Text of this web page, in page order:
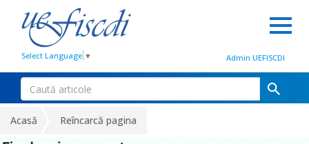
Select Language ▼ Admin UEFISCDI
Acasă Reîncarcă pagina